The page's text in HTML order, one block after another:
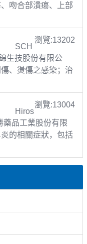
吻合部潰瘍、上部
瀏覽:13202
SCH
生技股份有限公
、燙傷之感染；治
瀏覽:13004
Hiros
藥品工業股份有限
的相關症狀，包括